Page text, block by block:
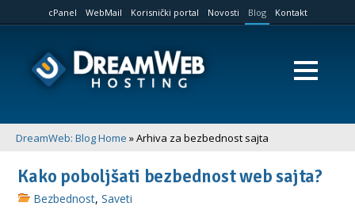
cPanel WebMail Korisnički portal Novosti Blog Kontakt
DreamWeb: Blog Home » Arhiva za bezbednost sajta
Kako poboljšati bezbednost web sajta?
Bezbednost,Saveti